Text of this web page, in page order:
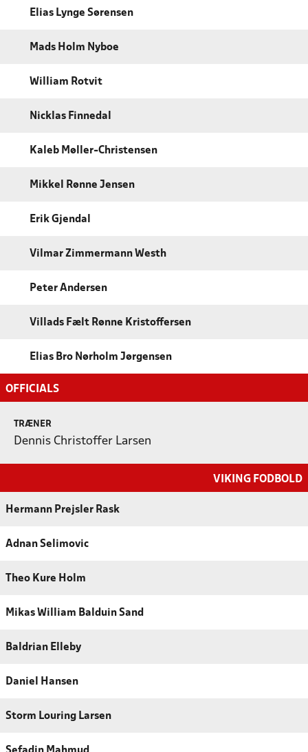
Elias Lynge Sørensen
Mads Holm Nyboe
William Rotvit
Nicklas Finnedal
Kaleb Møller-Christensen
Mikkel Rønne Jensen
Erik Gjendal
Vilmar Zimmermann Westh
Peter Andersen
Villads Fælt Rønne Kristoffersen
Elias Bro Nørholm Jørgensen
OFFICIALS
TRÆNER
Dennis Christoffer Larsen
VIKING FODBOLD
Hermann Prejsler Rask
Adnan Selimovic
Theo Kure Holm
Mikas William Balduin Sand
Baldrian Elleby
Daniel Hansen
Storm Louring Larsen